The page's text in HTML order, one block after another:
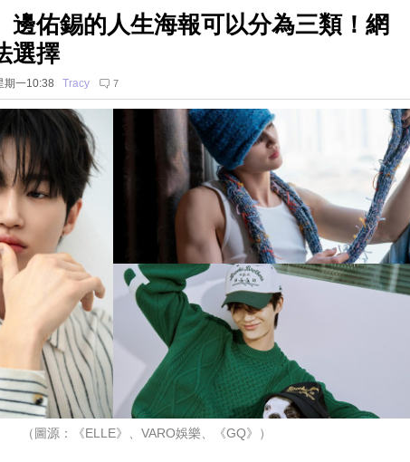
邊佑錫的人生海報可以分為三類！網
選擇
一10:38 Tracy 7
（圖源：《ELLE》、VARO娛樂、《GQ》）